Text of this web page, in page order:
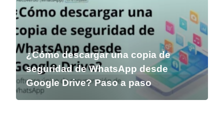
¿Cómo descargar una copia de
seguridad de WhatsApp desde
Google Drive? Paso a paso